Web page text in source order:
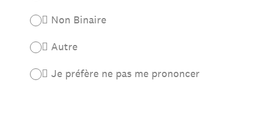
 Non Binaire
 Autre
 Je préfère ne pas me prononcer